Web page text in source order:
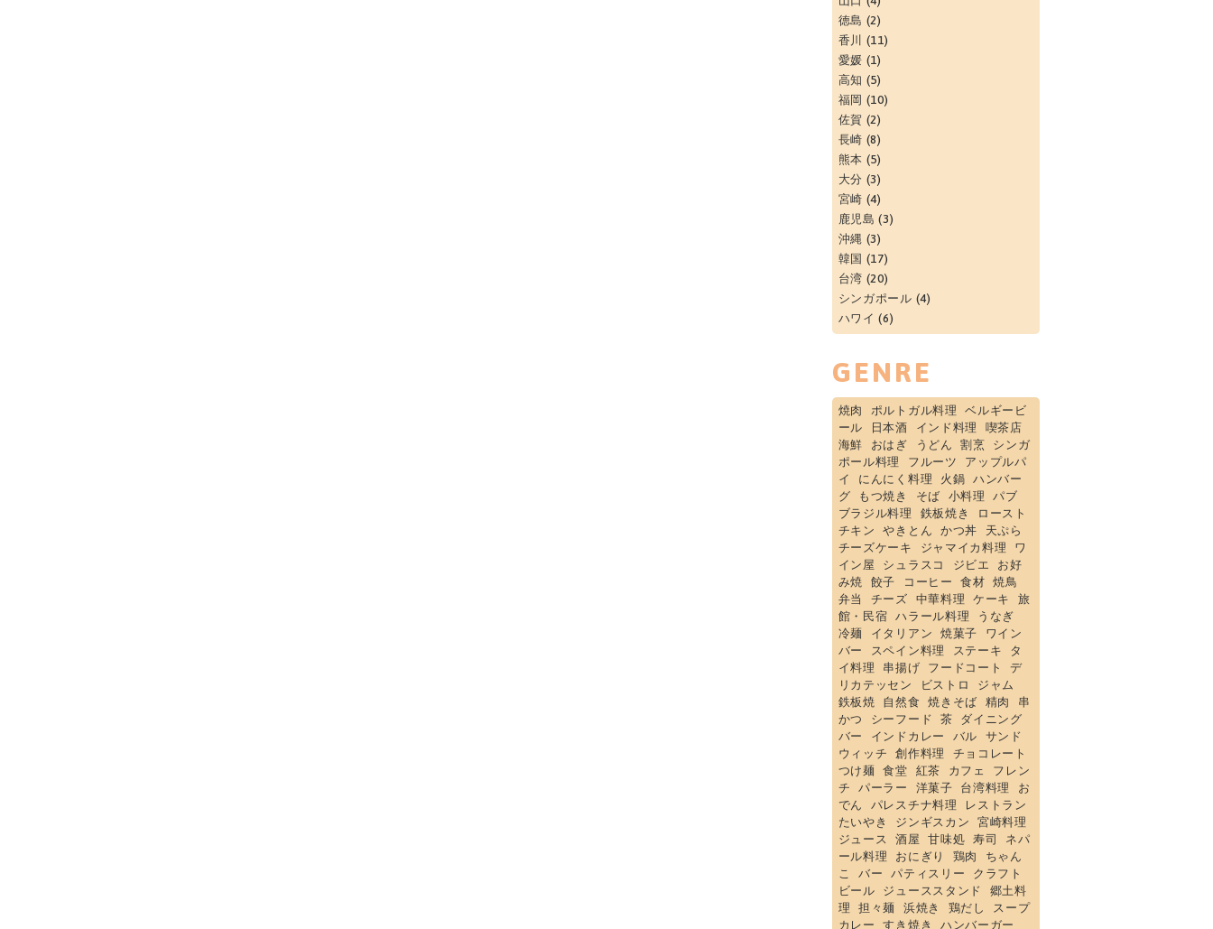
徳島 (2)
香川 (11)
愛媛 (1)
高知 (5)
福岡 (10)
佐賀 (2)
長崎 (8)
熊本 (5)
大分 (3)
宮崎 (4)
鹿児島 (3)
沖縄 (3)
韓国 (17)
台湾 (20)
シンガポール (4)
ハワイ (6)
GENRE
焼肉 ポルトガル料理
ベルギービ
ール
日本酒 インド料理
喫茶店
海鮮
おはぎ うどん 割烹
シンガ
ポール料理
フルーツ
アップルパ
イ
にんにく料理 火鍋
ハンバー
グ
もつ焼き そば 小料理
パブ
ブラジル料理
鉄板焼き
ロースト
チキン
やきとん かつ丼
天ぷら
チーズケーキ
ジャマイカ料理
ワ
イン屋
シュラスコ ジビエ
お好
み焼
餃子 コーヒー 食材
焼鳥
弁当
チーズ 中華料理 ケーキ
旅
館・民宿
ハラール料理
うなぎ
冷麺
イタリアン 焼菓子
ワイン
バー
スペイン料理 ステーキ
タ
イ料理
串揚げ フードコート
デ
リカテッセン
ビストロ
ジャム
鉄板焼
自然食 焼きそば 精肉
串
かつ
シーフード 茶
ダイニング
バー
インドカレー バル
サンド
ウィッチ
創作料理
チョコレート
つけ麺
食堂 紅茶 カフェ
フレン
チ
パーラー 洋菓子 台湾料理
お
でん
パレスチナ料理
レストラン
たいやき
ジンギスカン
宮崎料理
ジュース
酒屋 甘味処 寿司
ネパ
ール料理
おにぎり 鶏肉
ちゃん
こ
バー パティスリー
クラフト
ビール
ジューススタンド
郷土料
理
担々麺 浜焼き 鶏だし
スープ
カレー
すき焼き ハンバーガー